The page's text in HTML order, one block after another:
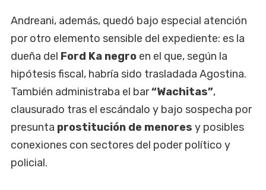
Andreani, además, quedó bajo especial atención
por otro elemento sensible del expediente: es la
dueña del Ford Ka negro en el que, según la
hipótesis fiscal, habría sido trasladada Agostina.
También administraba el bar“Wachitas”,
clausurado tras el escándalo y bajo sospecha por
presunta prostitución de menores y posibles
conexiones con sectores del poder político y
policial.